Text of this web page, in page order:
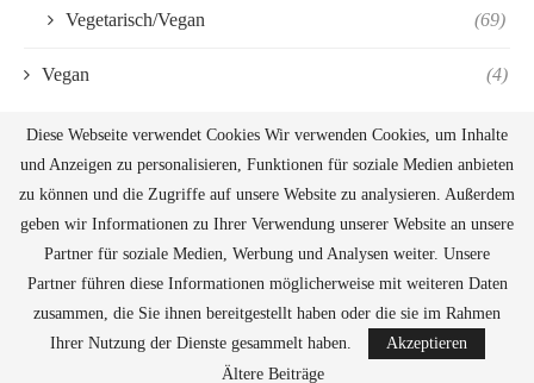
Vegetarisch/Vegan (69)
Vegan (4)
@2019 - All Right Reserved. Designed and Developed byPenciDesign
BACK TO TOP
Diese Webseite verwendet Cookies Wir verwenden Cookies, um Inhalte
und Anzeigen zu personalisieren, Funktionen für soziale Medien anbieten
zu können und die Zugriffe auf unsere Website zu analysieren. Außerdem
geben wir Informationen zu Ihrer Verwendung unserer Website an unsere
Partner für soziale Medien, Werbung und Analysen weiter. Unsere
Partner führen diese Informationen möglicherweise mit weiteren Daten
zusammen, die Sie ihnen bereitgestellt haben oder die sie im Rahmen
Ihrer Nutzung der Dienste gesammelt haben.
Akzeptieren
Ältere Beiträge